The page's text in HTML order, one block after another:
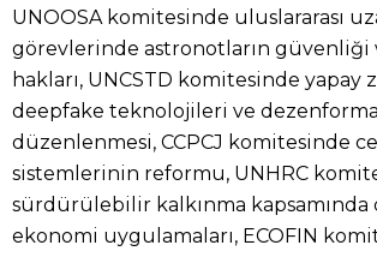
UNOOSA komitesinde uluslararası
görevlerinde astronotların güvenliği
hakları, UNCSTD komitesinde yapay
deepfake teknolojileri ve
düzenlenmesi, CCPCJ komitesinde
sistemlerinin reformu, UNHRC
sürdürülebilir kalkınma kapsamında
ekonomi uygulamaları, ECOFIN